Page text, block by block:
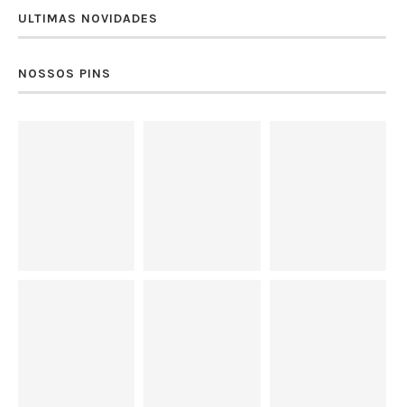
ULTIMAS NOVIDADES
NOSSOS PINS